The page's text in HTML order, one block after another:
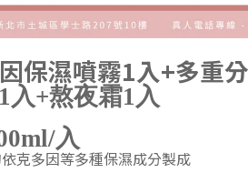
保濕噴霧1入+多重
入+熬夜霜1入
入
克多因等多種保濕成分製成